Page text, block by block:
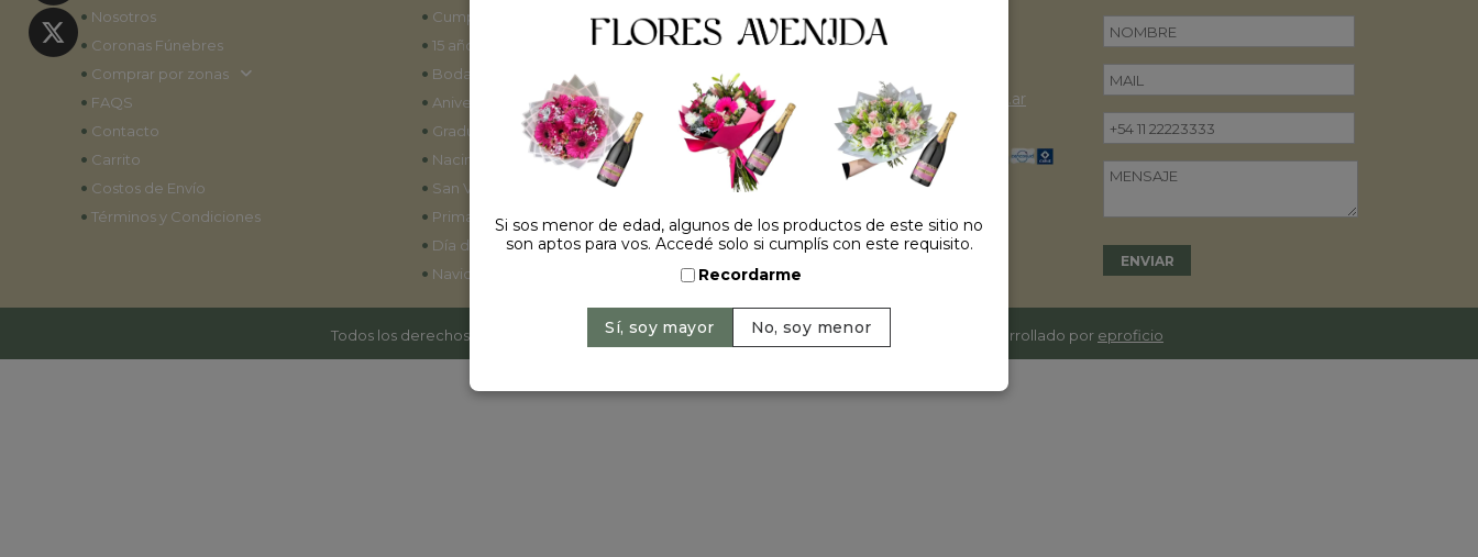
• Nosotros
• Coronas Fúnebres
• Comprar por zonas
• FAQS
• Contacto
• Carrito
• Costos de Envío
• Términos y Condiciones
• Cumpleaños
• 15 años
• Bodas
• Aniversarios
• Graduaciones
• Nacimientos
• San Valentín
• Primavera 2022
• Día de la madre
• Navidad y año nuevo
Ubicación: Argentina
contacto@floresavenida.com.ar
Todos los derechos reservados | 2026 © Flores Avenida. | Argentina. -+54 11 42520309 | Sitio desarrollado por eproficio
Si sos menor de edad, algunos de los productos de este sitio no
son aptos para vos. Accedé solo si cumplís con este requisito.
Recordarme